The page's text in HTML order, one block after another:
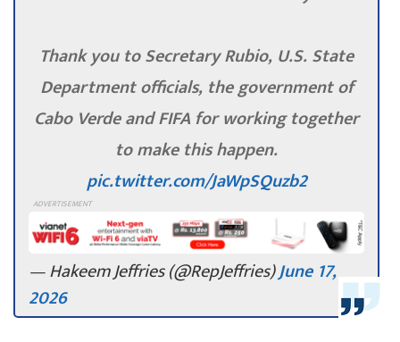
Thank you to Secretary Rubio, U.S. State
Department officials, the government of
Cabo Verde and FIFA for working together
to make this happen.
pic.twitter.com/JaWpSQuzb2
— Hakeem Jeffries (@RepJeffries)June 17,
2026